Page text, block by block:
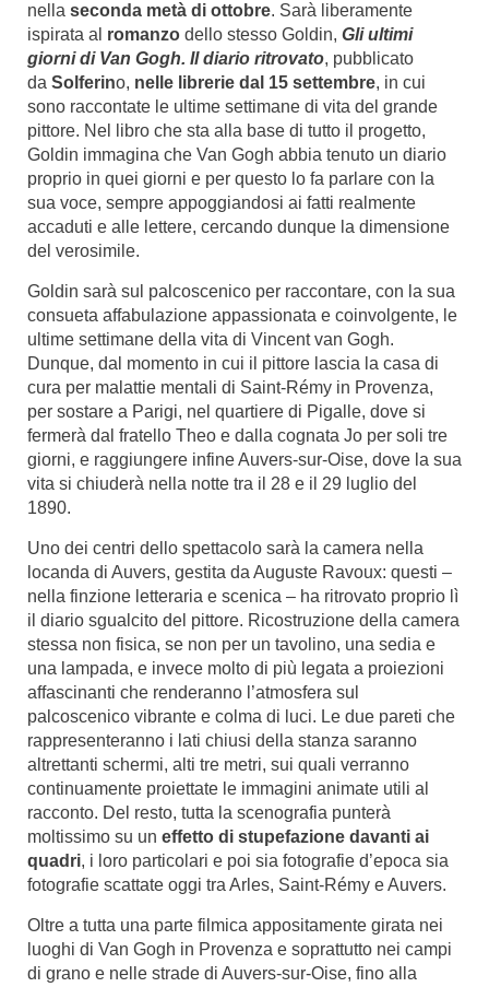
nella seconda metà di ottobre. Sarà liberamente
ispirata al romanzo dello stesso Goldin, Gli ultimi
giorni di Van Gogh. Il diario ritrovato, pubblicato
da Solferino, nelle librerie dal 15 settembre, in cui
sono raccontate le ultime settimane di vita del grande
pittore. Nel libro che sta alla base di tutto il progetto,
Goldin immagina che Van Gogh abbia tenuto un diario
proprio in quei giorni e per questo lo fa parlare con la
sua voce, sempre appoggiandosi ai fatti realmente
accaduti e alle lettere, cercando dunque la dimensione
del verosimile.
Goldin sarà sul palcoscenico per raccontare, con la sua
consueta affabulazione appassionata e coinvolgente, le
ultime settimane della vita di Vincent van Gogh.
Dunque, dal momento in cui il pittore lascia la casa di
cura per malattie mentali di Saint-Rémy in Provenza,
per sostare a Parigi, nel quartiere di Pigalle, dove si
fermerà dal fratello Theo e dalla cognata Jo per soli tre
giorni, e raggiungere infine Auvers-sur-Oise, dove la sua
vita si chiuderà nella notte tra il 28 e il 29 luglio del
1890.
Uno dei centri dello spettacolo sarà la camera nella
locanda di Auvers, gestita da Auguste Ravoux: questi –
nella finzione letteraria e scenica – ha ritrovato proprio lì
il diario sgualcito del pittore. Ricostruzione della camera
stessa non fisica, se non per un tavolino, una sedia e
una lampada, e invece molto di più legata a proiezioni
affascinanti che renderanno l’atmosfera sul
palcoscenico vibrante e colma di luci. Le due pareti che
rappresenteranno i lati chiusi della stanza saranno
altrettanti schermi, alti tre metri, sui quali verranno
continuamente proiettate le immagini animate utili al
racconto. Del resto, tutta la scenografia punterà
moltissimo su un effetto di stupefazione davanti ai
quadri, i loro particolari e poi sia fotografie d’epoca sia
fotografie scattate oggi tra Arles, Saint-Rémy e Auvers.
Oltre a tutta una parte filmica appositamente girata nei
luoghi di Van Gogh in Provenza e soprattutto nei campi
di grano e nelle strade di Auvers-sur-Oise, fino alla